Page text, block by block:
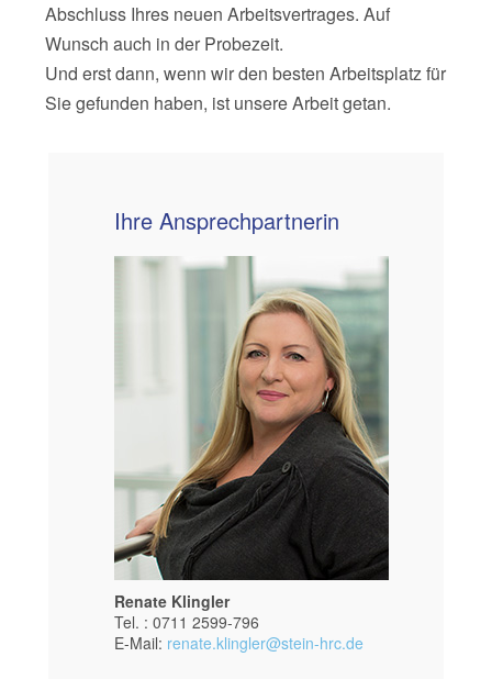
Abschluss Ihres neuen Arbeits­vertrages. Auf
Wunsch auch in der Probe­zeit.
Und erst dann, wenn wir den besten Arbeitsplatz für
Sie gefunden haben, ist unsere Arbeit getan.
Ihre Ansprechpartnerin
Renate Klingler
Tel. : 0711 2599-796
E-Mail: renate.klingler@stein-hrc.de